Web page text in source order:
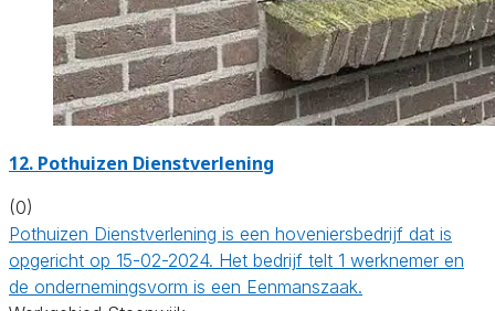
12. Pothuizen Dienstverlening
(0)
Pothuizen Dienstverlening is een hoveniersbedrijf dat is
opgericht op 15-02-2024. Het bedrijf telt 1 werknemer en
de ondernemingsvorm is een Eenmanszaak.